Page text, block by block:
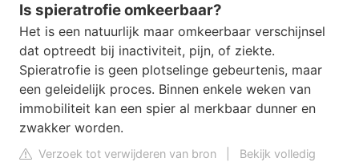
Is spieratrofie omkeerbaar?
Het is een natuurlijk maar omkeerbaar verschijnsel
dat optreedt bij inactiviteit, pijn, of ziekte.
Spieratrofie is geen plotselinge gebeurtenis, maar
een geleidelijk proces. Binnen enkele weken van
immobiliteit kan een spier al merkbaar dunner en
zwakker worden.
Verzoek tot verwijderen van bron
Bekijk volledig